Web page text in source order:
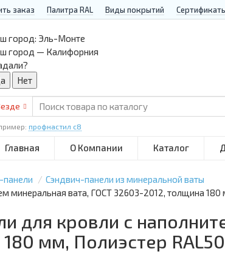
заказ Палитра RAL Виды покрытий
город: Эль-Монте
город — Калифорния
профнастил с8
Главная О Компании Каталог
панели
Сэндвич-панели из минеральной ваты
минеральная вата, ГОСТ 32603-2012, толщина
для кровли с
мм, Полиэстер